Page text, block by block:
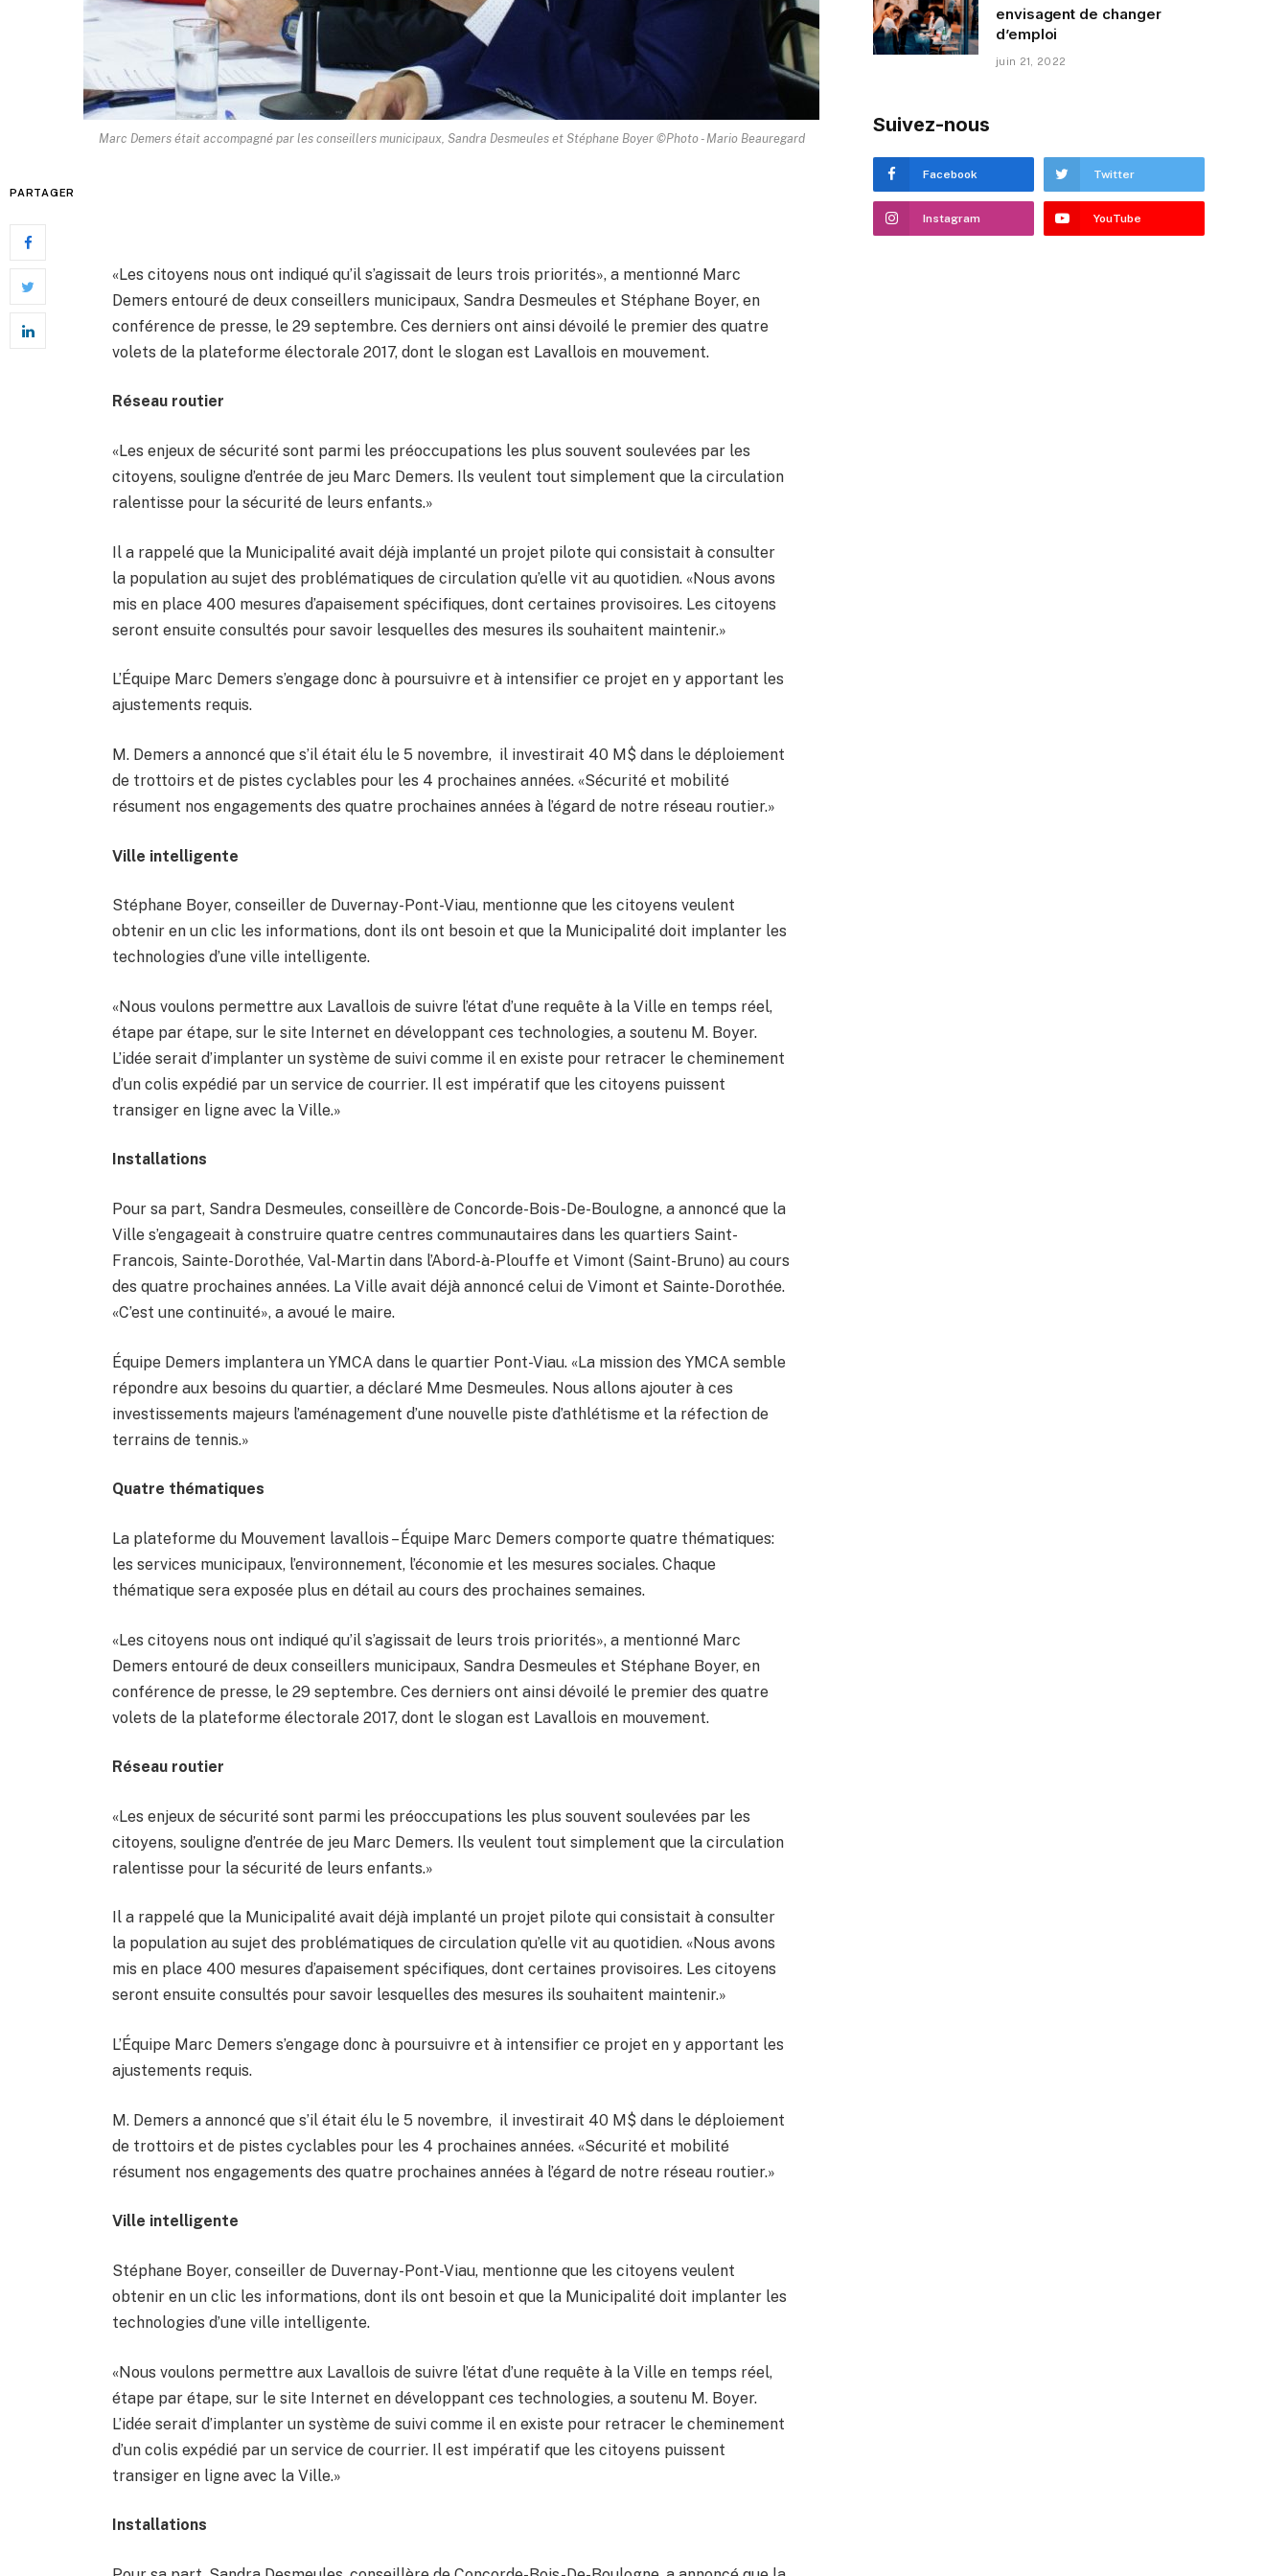
Marc Demers était accompagné par les conseillers municipaux, Sandra Desmeules et Stéphane Boyer ©Photo - Mario Beauregard
PARTAGER
«Les citoyens nous ont indiqué qu’il s’agissait de leurs trois priorités», a mentionné Marc
Demers entouré de deux conseillers municipaux, Sandra Desmeules et Stéphane Boyer, en
conférence de presse, le 29 septembre. Ces derniers ont ainsi dévoilé le premier des quatre
volets de la plateforme électorale 2017, dont le slogan est Lavallois en mouvement.
Réseau routier
«Les enjeux de sécurité sont parmi les préoccupations les plus souvent soulevées par les
citoyens, souligne d’entrée de jeu Marc Demers. Ils veulent tout simplement que la circulation
ralentisse pour la sécurité de leurs enfants.»
Il a rappelé que la Municipalité avait déjà implanté un projet pilote qui consistait à consulter
la population au sujet des problématiques de circulation qu’elle vit au quotidien. «Nous avons
mis en place 400 mesures d’apaisement spécifiques, dont certaines provisoires. Les citoyens
seront ensuite consultés pour savoir lesquelles des mesures ils souhaitent maintenir.»
L’Équipe Marc Demers s’engage donc à poursuivre et à intensifier ce projet en y apportant les
ajustements requis.
M. Demers a annoncé que s’il était élu le 5 novembre, il investirait 40 M$ dans le déploiement
de trottoirs et de pistes cyclables pour les 4 prochaines années. «Sécurité et mobilité
résument nos engagements des quatre prochaines années à l’égard de notre réseau routier.»
Ville intelligente
Stéphane Boyer, conseiller de Duvernay-Pont-Viau, mentionne que les citoyens veulent
obtenir en un clic les informations, dont ils ont besoin et que la Municipalité doit implanter les
technologies d’une ville intelligente.
«Nous voulons permettre aux Lavallois de suivre l’état d’une requête à la Ville en temps réel,
étape par étape, sur le site Internet en développant ces technologies, a soutenu M. Boyer.
L’idée serait d’implanter un système de suivi comme il en existe pour retracer le cheminement
d’un colis expédié par un service de courrier. Il est impératif que les citoyens puissent
transiger en ligne avec la Ville.»
Installations
Pour sa part, Sandra Desmeules, conseillère de Concorde-Bois-De-Boulogne, a annoncé que la
Ville s’engageait à construire quatre centres communautaires dans les quartiers Saint-
Francois, Sainte-Dorothée, Val-Martin dans l’Abord-à-Plouffe et Vimont (Saint-Bruno) au cours
des quatre prochaines années. La Ville avait déjà annoncé celui de Vimont et Sainte-Dorothée.
«C’est une continuité», a avoué le maire.
Équipe Demers implantera un YMCA dans le quartier Pont-Viau. «La mission des YMCA semble
répondre aux besoins du quartier, a déclaré Mme Desmeules. Nous allons ajouter à ces
investissements majeurs l’aménagement d’une nouvelle piste d’athlétisme et la réfection de
terrains de tennis.»
Quatre thématiques
La plateforme du Mouvement lavallois – Équipe Marc Demers comporte quatre thématiques:
les services municipaux, l’environnement, l’économie et les mesures sociales. Chaque
thématique sera exposée plus en détail au cours des prochaines semaines.
«Les citoyens nous ont indiqué qu’il s’agissait de leurs trois priorités», a mentionné Marc
Demers entouré de deux conseillers municipaux, Sandra Desmeules et Stéphane Boyer, en
conférence de presse, le 29 septembre. Ces derniers ont ainsi dévoilé le premier des quatre
volets de la plateforme électorale 2017, dont le slogan est Lavallois en mouvement.
Réseau routier
«Les enjeux de sécurité sont parmi les préoccupations les plus souvent soulevées par les
citoyens, souligne d’entrée de jeu Marc Demers. Ils veulent tout simplement que la circulation
ralentisse pour la sécurité de leurs enfants.»
Il a rappelé que la Municipalité avait déjà implanté un projet pilote qui consistait à consulter
la population au sujet des problématiques de circulation qu’elle vit au quotidien. «Nous avons
mis en place 400 mesures d’apaisement spécifiques, dont certaines provisoires. Les citoyens
seront ensuite consultés pour savoir lesquelles des mesures ils souhaitent maintenir.»
L’Équipe Marc Demers s’engage donc à poursuivre et à intensifier ce projet en y apportant les
ajustements requis.
M. Demers a annoncé que s’il était élu le 5 novembre, il investirait 40 M$ dans le déploiement
de trottoirs et de pistes cyclables pour les 4 prochaines années. «Sécurité et mobilité
résument nos engagements des quatre prochaines années à l’égard de notre réseau routier.»
Ville intelligente
Stéphane Boyer, conseiller de Duvernay-Pont-Viau, mentionne que les citoyens veulent
obtenir en un clic les informations, dont ils ont besoin et que la Municipalité doit implanter les
technologies d’une ville intelligente.
«Nous voulons permettre aux Lavallois de suivre l’état d’une requête à la Ville en temps réel,
étape par étape, sur le site Internet en développant ces technologies, a soutenu M. Boyer.
L’idée serait d’implanter un système de suivi comme il en existe pour retracer le cheminement
d’un colis expédié par un service de courrier. Il est impératif que les citoyens puissent
transiger en ligne avec la Ville.»
Installations
envisagent de changer
d’emploi
juin 21, 2022
Suivez-nous
Facebook Twitter
Instagram YouTube